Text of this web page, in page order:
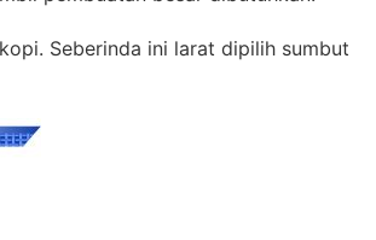
Seberinda ini larat dipilih sumbut